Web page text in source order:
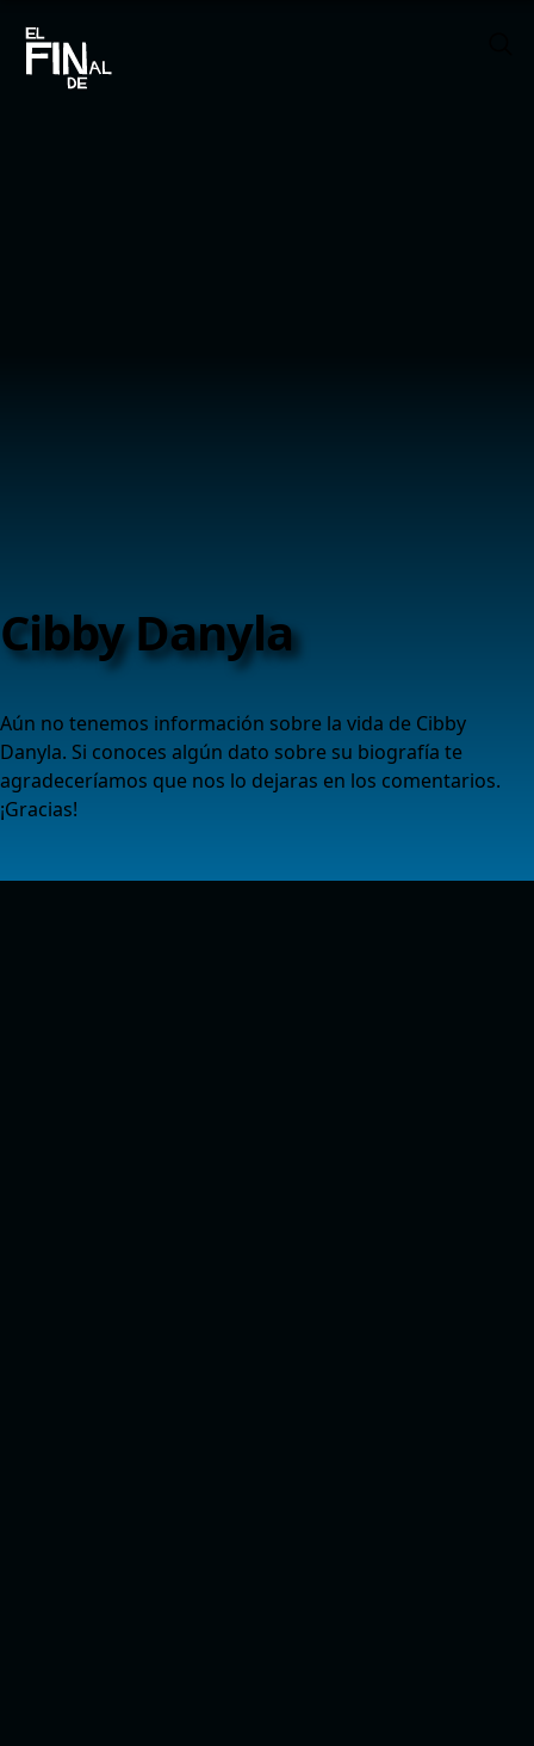
Cibby Danyla
Aún no tenemos información sobre la vida de Cibby
Danyla. Si conoces algún dato sobre su biografía te
agradeceríamos que nos lo dejaras en los comentarios.
¡Gracias!